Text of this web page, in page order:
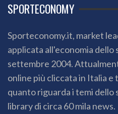
SPORTECONOMY
Sporteconomy.it, market
applicata all'economia dello
settembre 2004.
online più cliccata in Italia e
quanto riguarda i temi dello
library di circa 60 mila news.